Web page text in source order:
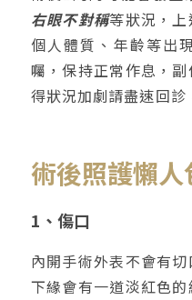
右眼不對稱等狀況，
個人體質、年齡等出
囑，保持正常作息，
得狀況加劇請盡速回診
術後照護懶人
1、傷口
內開手術外表不會有
下緣會有一道淡紅色